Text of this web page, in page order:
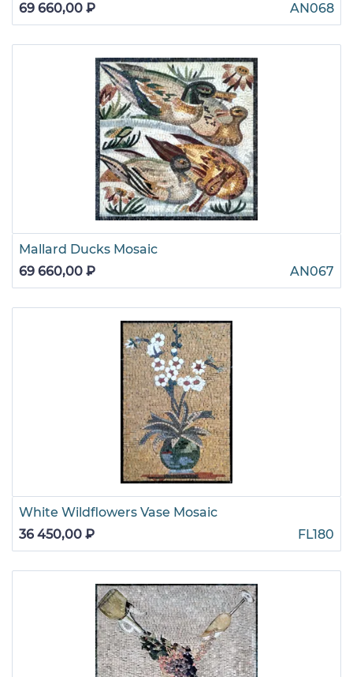
69 660,00 ₽
AN068
Mallard Ducks Mosaic
69 660,00 ₽
AN067
White Wildflowers Vase Mosaic
36 450,00 ₽
FL180